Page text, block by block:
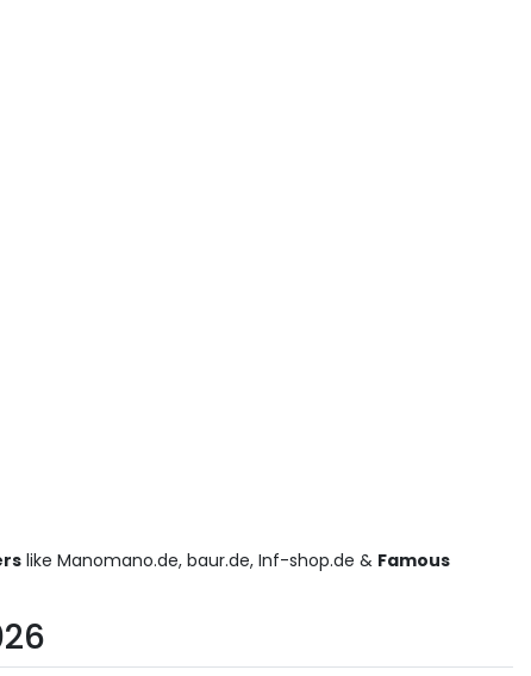
like Manomano.de, baur.de, Inf-shop.de & Famous